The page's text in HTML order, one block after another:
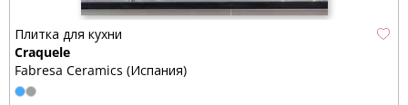
Плитка для кухни
Craquele
Fabresa Ceramics (Испания)